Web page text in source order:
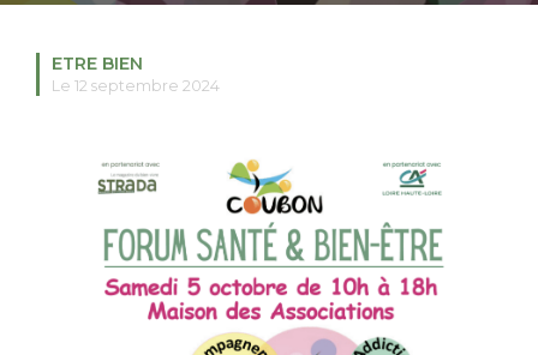
RECHERCHER
FACEBOOKINSTAGRAM YOUTUBE
ETRE BIEN
Le 12 septembre 2024